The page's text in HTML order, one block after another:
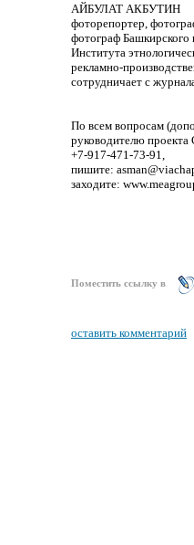
АЙБУЛАТ АКБУТИН
фоторепортер,
фотограф
Института
рекламно-
сотрудничает с
По всем вопросам
руководителю
+7-917-471-73-91,
пишите:
заходите:
Поместить ссылку в
оставить комментарий